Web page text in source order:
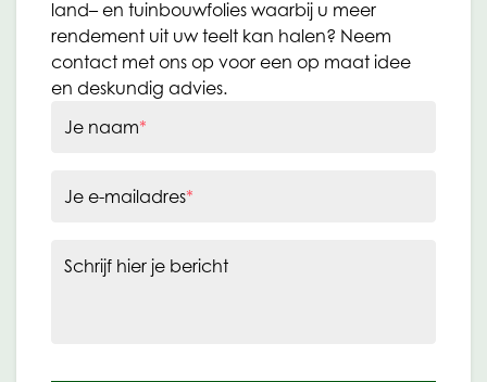
land– en tuinbouwfolies waarbij u meer
rendement uit uw teelt kan halen? Neem
contact met ons op voor een op maat idee
en deskundig advies.
Je naam*
Je e-mailadres*
Schrijf hier je bericht